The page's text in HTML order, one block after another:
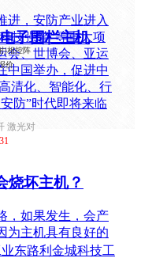
子围栏主机
进，安防产业进入
技强警”等重大项
会、世博会、亚运
中国举办，促进中
清化、智能化、行
防”时代即将来临
烧坏主机？
，如果发生，会产
为主机具有良好的
|相控阵
价
激光对
东路利金城科技工